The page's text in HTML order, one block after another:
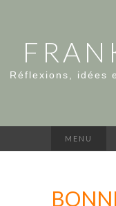
Réflexions, idées
MENU